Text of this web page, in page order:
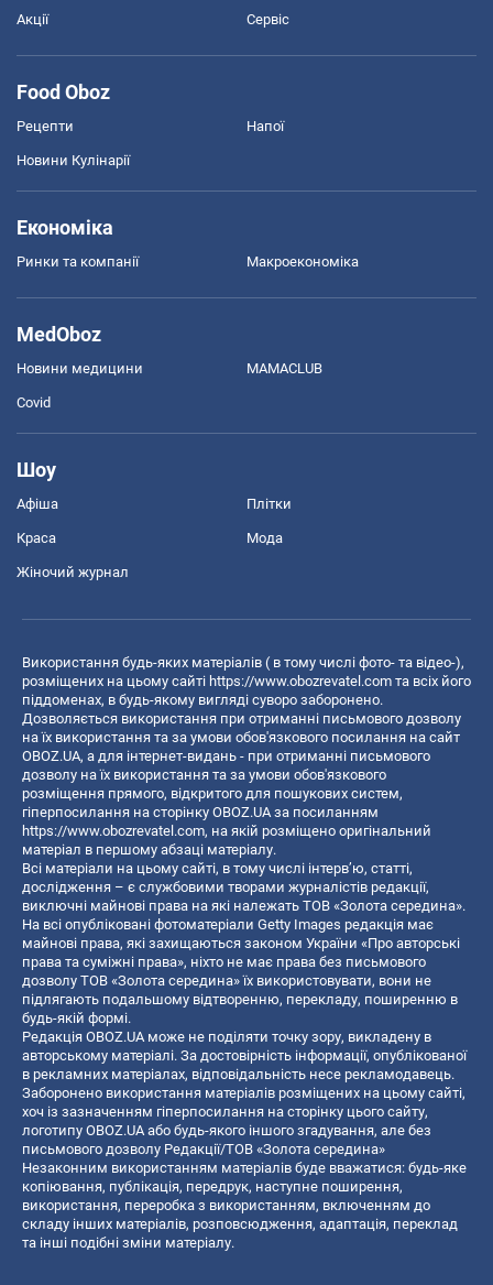
Акції Сервіс
Food Oboz
Рецепти Напої
Новини Кулінарії
Економіка
Ринки та компанії Макроекономіка
MedOboz
Новини медицини MAMACLUB
Covid
Шоу
Афіша Плітки
Краса Мода
Жіночий журнал
Використання будь-яких матеріалів ( в тому числі фото- та відео-),
розміщених на цьому сайті https://www.obozrevatel.com та всіх його
піддоменах, в будь-якому вигляді суворо заборонено.
Дозволяється використання при отриманні письмового дозволу
на їх використання та за умови обов'язкового посилання на сайт
OBOZ.UA, а для інтернет-видань - при отриманні письмового
дозволу на їх використання та за умови обов'язкового
розміщення прямого, відкритого для пошукових систем,
гіперпосилання на сторінку OBOZ.UA за посиланням
https://www.obozrevatel.com, на якій розміщено оригінальний
матеріал в першому абзаці матеріалу.
Всі матеріали на цьому сайті, в тому числі інтерв’ю, статті,
дослідження – є службовими творами журналістів редакції,
виключні майнові права на які належать ТОВ «Золота середина».
На всі опубліковані фотоматеріали Getty Images редакція має
майнові права, які захищаються законом України «Про авторські
права та суміжні права», ніхто не має права без письмового
дозволу ТОВ «Золота середина» їх використовувати, вони не
підлягають подальшому відтворенню, перекладу, поширенню в
будь-якій формі.
Редакція OBOZ.UA може не поділяти точку зору, викладену в
авторському матеріалі. За достовірність інформації, опублікованої
в рекламних матеріалах, відповідальність несе рекламодавець.
Заборонено використання матеріалів розміщених на цьому сайті,
хоч із зазначенням гіперпосилання на сторінку цього сайту,
логотипу OBOZ.UA або будь-якого іншого згадування, але без
письмового дозволу Редакції/ТОВ «Золота середина»
Незаконним використанням матеріалів буде вважатися: будь-яке
копiювання, публiкацiя, передрук, наступне поширення,
використання, переробка з використанням, включенням до
складу інших матеріалів, розповсюдження, адаптація, переклад
та інші подібні зміни матеріалу.